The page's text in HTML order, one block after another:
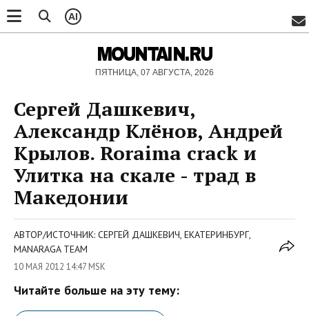
AI
MOUNTAIN.RU
ПЯТНИЦА, 07 АВГУСТА, 2026
Сергей Дашкевич,
Александр Клёнов, Андрей
Крылов. Roraima crack и
Улитка на скале - трад в
Македонии
АВТОР/ИСТОЧНИК: СЕРГЕЙ ДАШКЕВИЧ, ЕКАТЕРИНБУРГ,
MANARAGA TEAM
10 МАЯ 2012 14:47 MSK
Читайте больше на эту тему: